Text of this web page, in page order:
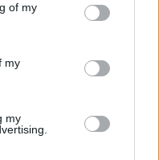
of my
my
my
másodfokúra